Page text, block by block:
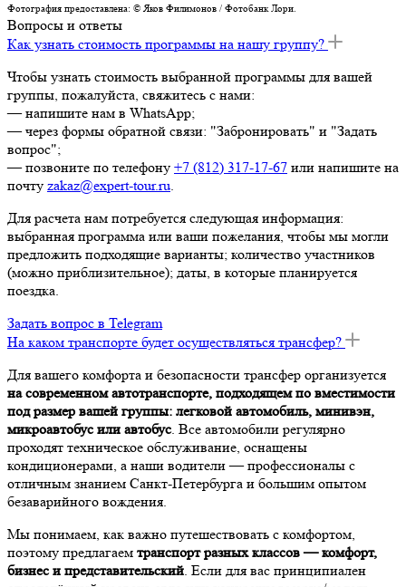
Фотография предоставлена: © Яков Филимонов / Фотобанк Лори.
Вопросы и ответы
Как узнать стоимость программы на нашу группу?
Чтобы узнать стоимость выбранной программы для вашей
группы, пожалуйста, свяжитесь с нами:
— напишите нам в WhatsApp;
— через формы обратной связи: "Забронировать" и "Задать
вопрос";
— позвоните по телефону +7 (812) 317-17-67 или напишите на
почту zakaz@expert-tour.ru.
Для расчета нам потребуется следующая информация:
выбранная программа или ваши пожелания, чтобы мы могли
предложить подходящие варианты; количество участников
(можно приблизительное); даты, в которые планируется
поездка.
Задать вопрос в Telegram
На каком транспорте будет осуществляться трансфер?
Для вашего комфорта и безопасности трансфер организуется
на современном автотранспорте, подходящем по вместимости
под размер вашей группы: легковой автомобиль, минивэн,
микроавтобус или автобус. Все автомобили регулярно
проходят техническое обслуживание, оснащены
кондиционерами, а наши водители — профессионалы с
отличным знанием Санкт-Петербурга и большим опытом
безаварийного вождения.
Мы понимаем, как важно путешествовать с комфортом,
поэтому предлагаем транспорт разных классов — комфорт,
бизнес и представительский. Если для вас принципиален